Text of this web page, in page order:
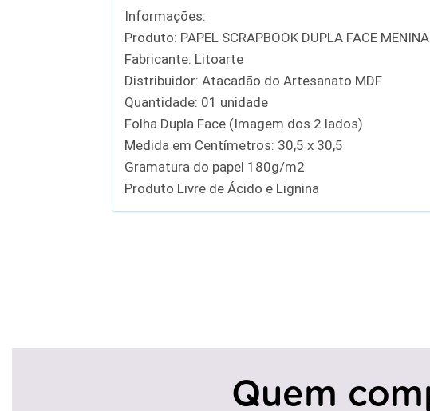
Informações:
Produto: PAPEL SCRAPBOOK DUPLA FACE
Fabricante: Litoarte
Distribuidor: Atacadão do Artesanato MDF
Quantidade: 01 unidade
Folha Dupla Face (Imagem dos 2 lados)
Medida em Centímetros: 30,5 x 30,5
Gramatura do papel 180g/m2
Produto Livre de Ácido e Lignina
Quem